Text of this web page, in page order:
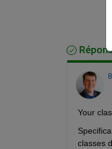
Your
classes